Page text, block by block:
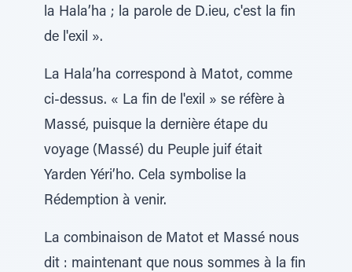
la Hala’ha ; la parole de D.ieu, c'est la fin
de l'exil ».
La Hala’ha correspond à Matot, comme
ci-dessus. « La fin de l'exil » se réfère à
Massé, puisque la dernière étape du
voyage (Massé) du Peuple juif était
Yarden Yéri’ho. Cela symbolise la
Rédemption à venir.
La combinaison de Matot et Massé nous
dit : maintenant que nous sommes à la fin